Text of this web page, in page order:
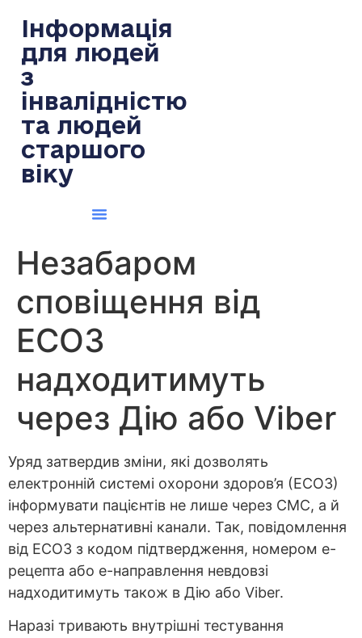
Інформація
для людей
з
інвалідністю
та людей
старшого
віку
Незабаром
сповіщення від
ЕСОЗ
надходитимуть
через Дію або Viber
Уряд затвердив зміни, які дозволять
електронній системі охорони здоров’я (ЕСОЗ)
інформувати пацієнтів не лише через СМС, а й
через альтернативні канали. Так, повідомлення
від ЕСОЗ з кодом підтвердження, номером е-
рецепта або е-направлення невдовзі
надходитимуть також в Дію або Viber.
Наразі тривають внутрішні тестування